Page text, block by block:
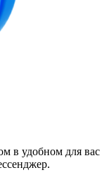
в удобном для вас